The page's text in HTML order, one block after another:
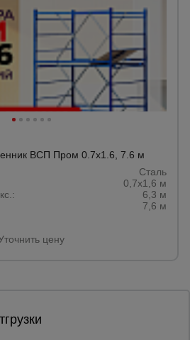
ВСП Пром 0.7х1.6, 7.6 м
Сталь
0,7х1,6 м
6,3 м
7,6 м
цену